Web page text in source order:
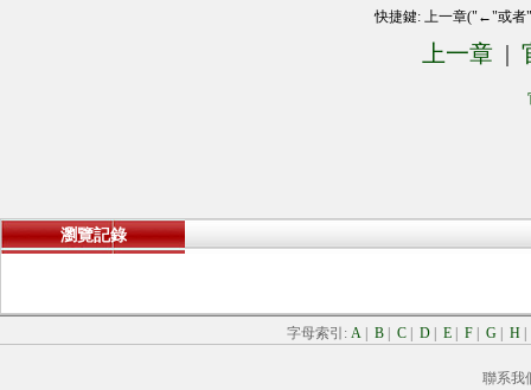
快捷鍵: 上一章("←"或
上一章 |
瀏覽記錄
字母索引: A B C D E F G H
聯系我